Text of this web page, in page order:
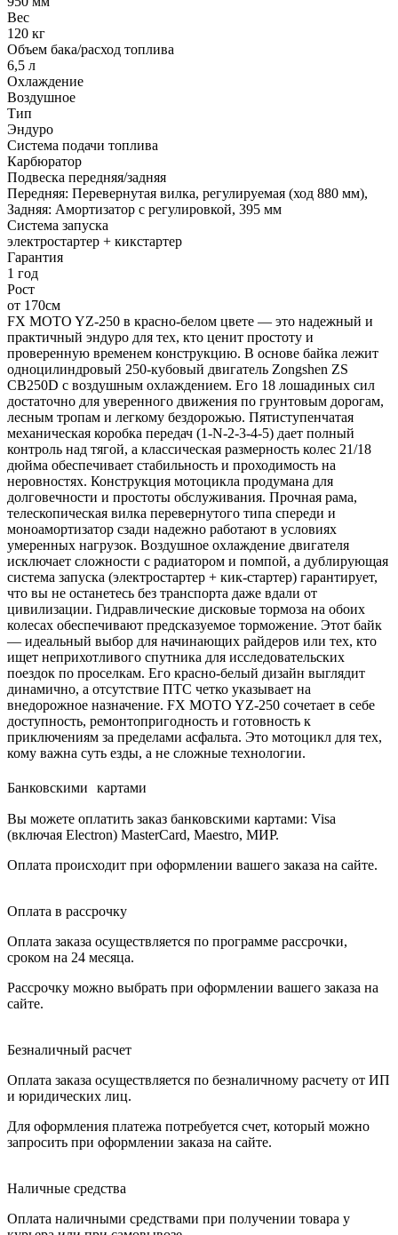
Вес
120 кг
Объем бака/расход топлива
6,5 л
Охлаждение
Воздушное
Тип
Эндуро
Система подачи топлива
Карбюратор
Подвеска передняя/задняя
Передняя: Перевернутая вилка, регулируемая (ход 880 мм),
Задняя: Амортизатор с регулировкой, 395 мм
Система запуска
электростартер + кикстартер
Гарантия
1 год
Рост
от 170см
FX MOTO YZ-250 в красно-белом цвете — это надежный и
практичный эндуро для тех, кто ценит простоту и
проверенную временем конструкцию. В основе байка лежит
одноцилиндровый 250-кубовый двигатель Zongshen ZS
CB250D с воздушным охлаждением. Его 18 лошадиных сил
достаточно для уверенного движения по грунтовым дорогам,
лесным тропам и легкому бездорожью. Пятиступенчатая
механическая коробка передач (1-N-2-3-4-5) дает полный
контроль над тягой, а классическая размерность колес 21/18
дюйма обеспечивает стабильность и проходимость на
неровностях. Конструкция мотоцикла продумана для
долговечности и простоты обслуживания. Прочная рама,
телескопическая вилка перевернутого типа спереди и
моноамортизатор сзади надежно работают в условиях
умеренных нагрузок. Воздушное охлаждение двигателя
исключает сложности с радиатором и помпой, а дублирующая
система запуска (электростартер + кик-стартер) гарантирует,
что вы не останетесь без транспорта даже вдали от
цивилизации. Гидравлические дисковые тормоза на обоих
колесах обеспечивают предсказуемое торможение. Этот байк
— идеальный выбор для начинающих райдеров или тех, кто
ищет неприхотливого спутника для исследовательских
поездок по проселкам. Его красно-белый дизайн выглядит
динамично, а отсутствие ПТС четко указывает на
внедорожное назначение. FX MOTO YZ-250 сочетает в себе
доступность, ремонтопригодность и готовность к
приключениям за пределами асфальта. Это мотоцикл для тех,
кому важна суть езды, а не сложные технологии.
Банковскими картами
Вы можете оплатить заказ банковскими картами: Visa
(включая Electron) MasterCard, Maestro, МИР.
Оплата происходит при оформлении вашего заказа на сайте.
Оплата в рассрочку
Оплата заказа осуществляется по программе рассрочки,
сроком на 24 месяца.
Рассрочку можно выбрать при оформлении вашего заказа на
сайте.
Безналичный расчет
Оплата заказа осуществляется по безналичному расчету от ИП
и юридических лиц.
Для оформления платежа потребуется счет, который можно
запросить при оформлении заказа на сайте.
Наличные средства
Оплата наличными средствами при получении товара у